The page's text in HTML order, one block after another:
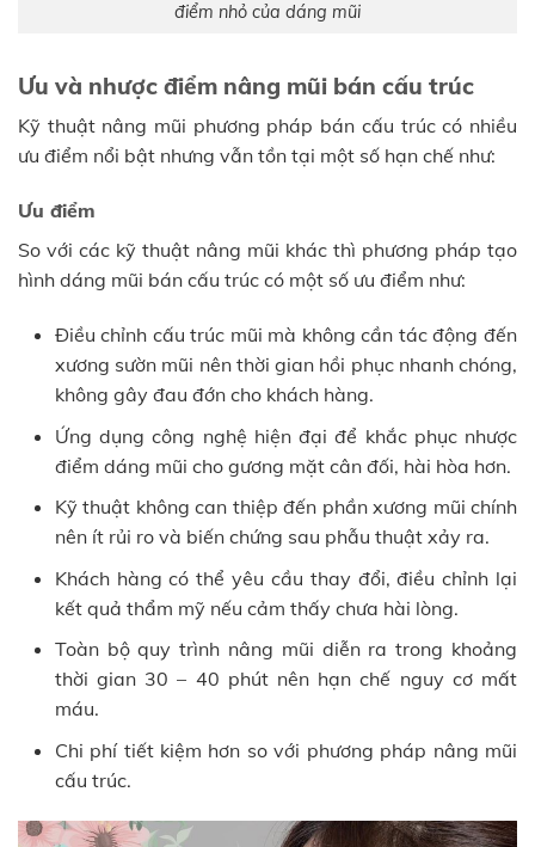
điểm nhỏ của dáng mũi
Ưu và nhược điểm nâng mũi bán cấu trúc
Kỹ thuật nâng mũi phương pháp bán cấu trúc có nhiều
ưu điểm nổi bật nhưng vẫn tồn tại một số hạn chế như:
Ưu điểm
So với các kỹ thuật nâng mũi khác thì phương pháp tạo
hình dáng mũi bán cấu trúc có một số ưu điểm như:
Điều chỉnh cấu trúc mũi mà không cần tác động đến
xương sườn mũi nên thời gian hồi phục nhanh chóng,
không gây đau đớn cho khách hàng.
Ứng dụng công nghệ hiện đại để khắc phục nhược
điểm dáng mũi cho gương mặt cân đối, hài hòa hơn.
Kỹ thuật không can thiệp đến phần xương mũi chính
nên ít rủi ro và biến chứng sau phẫu thuật xảy ra.
Khách hàng có thể yêu cầu thay đổi, điều chỉnh lại
kết quả thẩm mỹ nếu cảm thấy chưa hài lòng.
Toàn bộ quy trình nâng mũi diễn ra trong khoảng
thời gian 30 – 40 phút nên hạn chế nguy cơ mất
máu.
Chi phí tiết kiệm hơn so với phương pháp nâng mũi
cấu trúc.